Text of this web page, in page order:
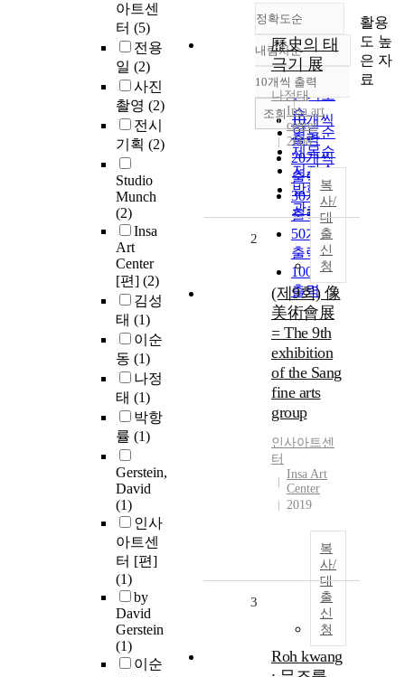
아트센
터 (5)
전용
일 (2)
사진
촬영 (2)
전시
기획 (2)
Studio
Munch
(2)
Insa
Art
Center
[편] (2)
김성
태 (1)
이순
동 (1)
나정
태 (1)
박항
률 (1)
Gerstein,
David
(1)
인사
아트센
터 [편]
(1)
by
David
Gerstein
(1)
이순
정확도순
정확도
순
인기도
순
연도순
제목순
저자순
발행기
관순
내림차순
내림차순
10개씩 출력
10개씩
출력
20개씩
출력
30개씩
출력
50개씩
출력
100개씩
출력
조회
歷史의 태
극기 展
나정태
Insa art
center
2008
복
사/
대
출
신
청
2
(제9회) 像
美術會展
= The 9th
exhibition
of the Sang
fine arts
group
인사아트센
터
Insa Art
Center
2019
복
사/
대
출
신
청
3
Roh kwang
활용
도 높
은 자
료